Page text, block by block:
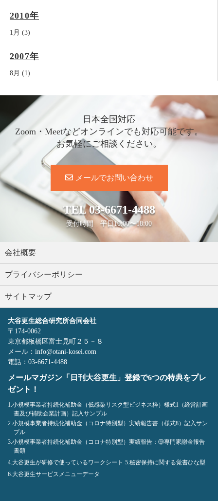
2010年
1月 (3)
2007年
8月 (1)
日本全国対応
Zoom・Meetなどオンラインでも対応可能です。
お気軽にご相談ください。
メールでお問い合わせ
TEL03-6671-4488
受付時間 平日10:00〜18:00
会社概要
プライバシーポリシー
サイトマップ
大谷更生総合研究所合同会社
〒174-0062
東京都板橋区富士見町２５－８
メール：info@otani-kosei.com
電話：03-6671-4488
メールマガジン「日刊大谷更生」登録で6つの特典をプレ
ゼント！
1.小規模事業者持続化補助金（低感染リスク型ビジネス枠）様式1（経営計画
書及び補助企業計画）記入サンプル
2.小規模事業者持続化補助金（コロナ特別型）実績報告書（様式8）記入サン
プル
3.小規模事業者持続化補助金（コロナ特別型）実績報告：⑨専門家謝金報告
書類
4.大谷更生が研修で使っているワークシート 5.秘密保持に関する覚書ひな型
6.大谷更生サービスメニューデータ